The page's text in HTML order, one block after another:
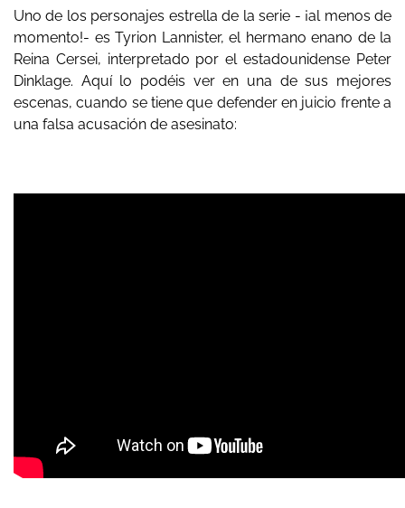
Uno de los personajes estrella de la serie - ¡al menos de
momento!- es Tyrion Lannister, el hermano enano de la
Reina Cersei, interpretado por el estadounidense Peter
Dinklage. Aquí lo podéis ver en una de sus mejores
escenas, cuando se tiene que defender en juicio frente a
una falsa acusación de asesinato: